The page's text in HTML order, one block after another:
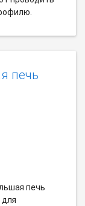
печь
печь